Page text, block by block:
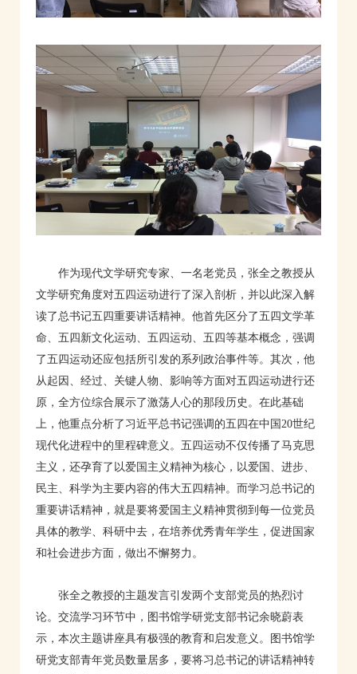
作为现代文学研究专家、一名老党员，张全之教授从
文学研究角度对五四运动进行了深入剖析，并以此深入解
读了总书记五四重要讲话精神。他首先区分了五四文学革
命、五四新文化运动、五四运动、五四等基本概念，强调
了五四运动还应包括所引发的系列政治事件等。其次，他
从起因、经过、关键人物、影响等方面对五四运动进行还
原，全方位综合展示了激荡人心的那段历史。在此基础
上，他重点分析了习近平总书记强调的五四在中国20世纪
现代化进程中的里程碑意义。五四运动不仅传播了马克思
主义，还孕育了以爱国主义精神为核心，以爱国、进步、
民主、科学为主要内容的伟大五四精神。而学习总书记的
重要讲话精神，就是要将爱国主义精神贯彻到每一位党员
具体的教学、科研中去，在培养优秀青年学生，促进国家
和社会进步方面，做出不懈努力。
张全之教授的主题发言引发两个支部党员的热烈讨
论。交流学习环节中，图书馆学研党支部书记余晓蔚表
示，本次主题讲座具有极强的教育和启发意义。图书馆学
研党支部青年党员数量居多，要将习总书记的讲话精神转